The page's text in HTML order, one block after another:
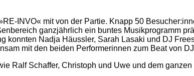
INVO« mit von der Partie. Knapp 50
ganzjährlich ein buntes Musikprogramm
konnten Nadja Häussler, Sarah Lasaki und DJ
mit den beiden Performerinnen zum Beat von
Ralf Schaffer, Christoph und Uwe und dem